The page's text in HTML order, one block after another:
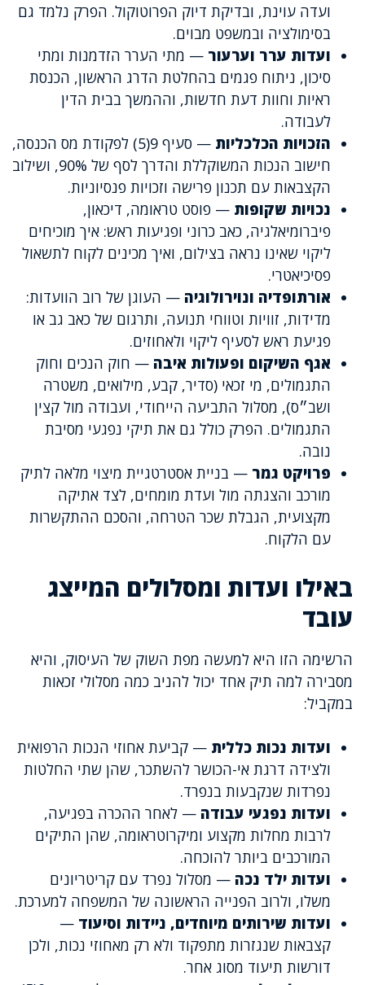
ועדה עוינת, ובדיקת דיוק הפרוטוקול. הפרק נלמד גם
בסימולציה ובמשפט מבוים.
ועדות ערר וערעור — מתי הערר הזדמנות ומתי
סיכון, ניתוח פגמים בהחלטת הדרג הראשון, הכנסת
ראיות וחוות דעת חדשות, וההמשך בבית הדין
לעבודה.
הזכויות הכלכליות
— סעיף 9(5) לפקודת מס הכנסה,
חישוב הנכות המשוקללת והדרך לסף של 90%, ושילוב
הקצבאות עם תכנון פרישה וזכויות פנסיוניות.
נכויות שקופות — פוסט טראומה, דיכאון,
פיברומיאלגיה, כאב כרוני ופגיעות ראש: איך מוכיחים
ליקוי שאינו נראה בצילום, ואיך מכינים לקוח לתשאול
פסיכיאטרי.
אורתופדיה ונוירולוגיה — העוגן של רוב הוועדות:
מדידות, זוויות וטווחי תנועה, ותרגום של כאב גב או
פגיעת ראש לסעיף ליקוי ולאחוזים.
אגף השיקום ופעולות איבה — חוק הנכים וחוק
התגמולים, מי זכאי (סדיר, קבע, מילואים, משטרה
ושב״ס), מסלול התביעה הייחודי, ועבודה מול קצין
התגמולים. הפרק כולל גם את תיקי נפגעי מסיבת
נובה.
פרויקט גמר — בניית אסטרטגיית מיצוי מלאה לתיק
מורכב והצגתה מול ועדת מומחים, לצד אתיקה
מקצועית, הגבלת שכר הטרחה, והסכם ההתקשרות
עם הלקוח.
באילו ועדות ומסלולים המייצג
עובד
הרשימה הזו היא למעשה מפת השוק של העיסוק, והיא
מסבירה למה תיק אחד יכול להניב כמה מסלולי זכאות
במקביל:
ועדות נכות כללית — קביעת אחוזי הנכות הרפואית
ולצידה דרגת אי-הכושר להשתכר, שהן שתי החלטות
נפרדות שנקבעות בנפרד.
ועדות נפגעי עבודה — לאחר ההכרה בפגיעה,
לרבות מחלות מקצוע ומיקרוטראומה, שהן התיקים
המורכבים ביותר להוכחה.
ועדות ילד נכה — מסלול נפרד עם קריטריונים
משלו, ולרוב הפנייה הראשונה של המשפחה למערכת.
ועדות שירותים מיוחדים, ניידות וסיעוד —
קצבאות שנגזרות מתפקוד ולא רק מאחוזי נכות, ולכן
דורשות תיעוד מסוג אחר.